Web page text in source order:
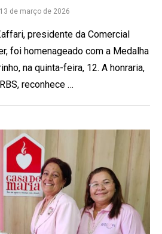
13 de março de 2026
presidente da Comercial
foi homenageado com a Medalha
na quinta-feira, 12. A honraria,
reconhece …